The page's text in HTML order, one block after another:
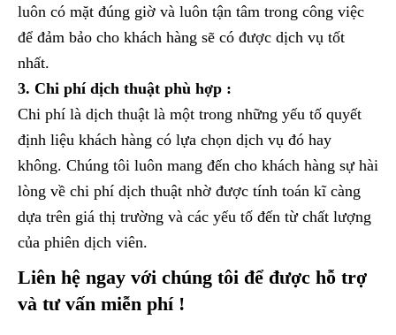
luôn có mặt đúng giờ và luôn tận tâm trong công việc
để đảm bảo cho khách hàng sẽ có được dịch vụ tốt
nhất.
3. Chi phí dịch thuật phù hợp :
Chi phí là dịch thuật là một trong những yếu tố quyết
định liệu khách hàng có lựa chọn dịch vụ đó hay
không. Chúng tôi luôn mang đến cho khách hàng sự hài
lòng về chi phí dịch thuật nhờ được tính toán kĩ càng
dựa trên giá thị trường và các yếu tố đến từ chất lượng
của phiên dịch viên.
Liên hệ ngay với chúng tôi để được hỗ trợ
và tư vấn miễn phí !